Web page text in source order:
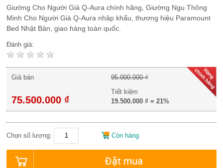
Giường Cho Người Già Q-Aura chính hãng, Giường Ngu Thông
Minh Cho Người Già Q-Aura nhập khẩu, thương hiệu Paramount
Bed Nhật Bản, giao hàng toàn quốc.
Đánh giá:
Giá bán
75.500.000 ₫
95.000.000 ₫
Tiết kiệm
19.500.000 ₫ = 21%
Chọn số lượng: Còn hàng
Đặt mua